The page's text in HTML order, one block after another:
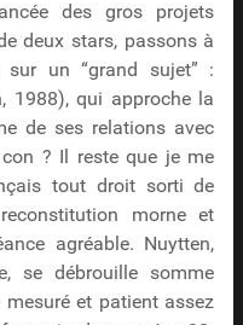
des gros projets
deux stars, passons à
sur un “grand sujet” :
1988), qui approche la
de ses relations avec
? Il reste que je me
tout droit sorti de
morne et
agréable. Nuytten,
se débrouille somme
et patient assez